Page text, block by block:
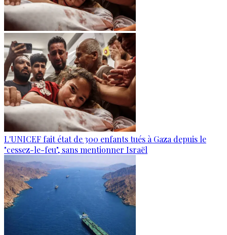
L'UNICEF fait état de 300 enfants tués à Gaza depuis le
"cessez-le-feu", sans mentionner Israël